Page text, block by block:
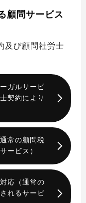
顧問サービス
及び顧問社労士
ガルサービ
契約により
常の顧問税
ービス）
応（通常の
れるサービ